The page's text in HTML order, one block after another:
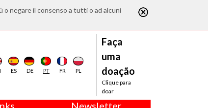
o negare il consenso a tutti o ad alcuni
ES DE PT FR PL
Faça
uma
doação
Clique para
doar
Newsletter